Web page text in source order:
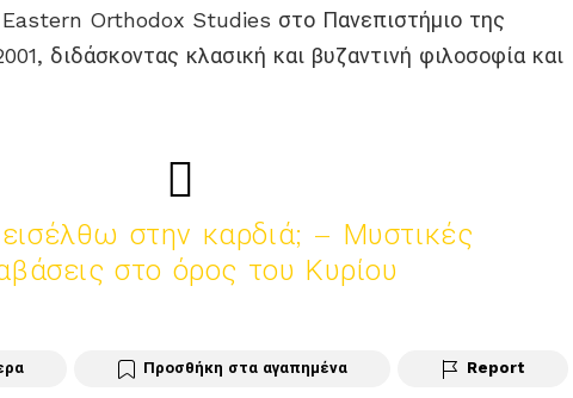
Orthodox Studies στο Πανεπιστήμιο της
διδάσκοντας κλασική και βυζαντινή φιλοσοφία και
στην καρδιά; – Μυστικές
στο όρος του Κυρίου
Προσθήκη στα αγαπημένα Report